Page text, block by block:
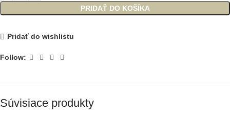
PRIDAŤ DO KOŠÍKA
Pridať do wishlistu
Follow:
Súvisiace produkty